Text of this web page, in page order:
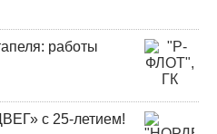
работы
с 25-летием!